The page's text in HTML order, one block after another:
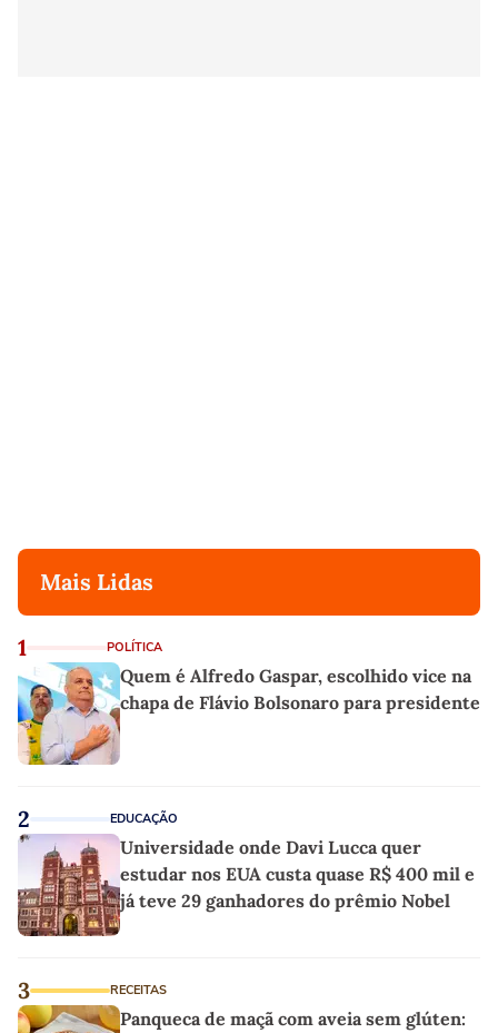
Mais Lidas
1 POLÍTICA
Quem é Alfredo Gaspar, escolhido vice na
chapa de Flávio Bolsonaro para presidente
2 EDUCAÇÃO
Universidade onde Davi Lucca quer
estudar nos EUA custa quase R$ 400 mil e
já teve 29 ganhadores do prêmio Nobel
3 RECEITAS
Panqueca de maçã com aveia sem glúten: